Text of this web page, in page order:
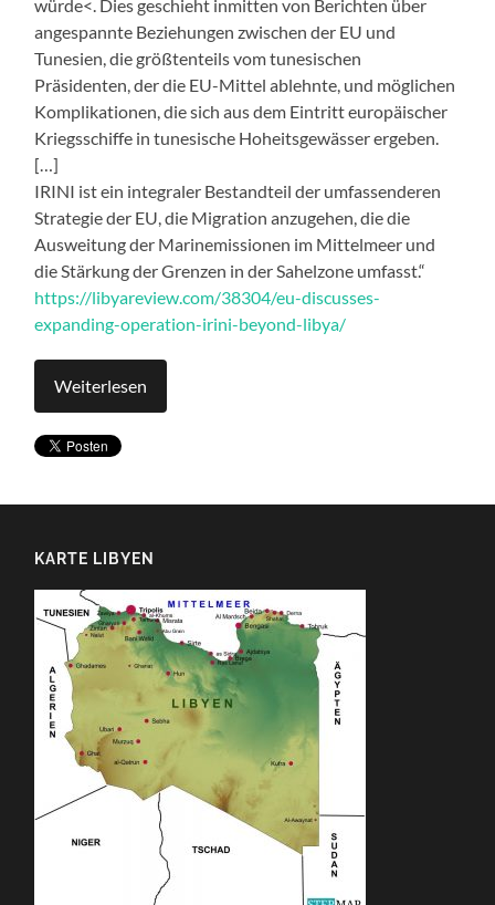
würde<. Dies geschieht inmitten von Berichten über
angespannte Beziehungen zwischen der EU und
Tunesien, die größtenteils vom tunesischen
Präsidenten, der die EU-Mittel ablehnte, und möglichen
Komplikationen, die sich aus dem Eintritt europäischer
Kriegsschiffe in tunesische Hoheitsgewässer ergeben.
[…]
IRINI ist ein integraler Bestandteil der umfassenderen
Strategie der EU, die Migration anzugehen, die die
Ausweitung der Marinemissionen im Mittelmeer und
die Stärkung der Grenzen in der Sahelzone umfasst.“
https://libyareview.com/38304/eu-discusses-
expanding-operation-irini-beyond-libya/
Weiterlesen
KARTE LIBYEN